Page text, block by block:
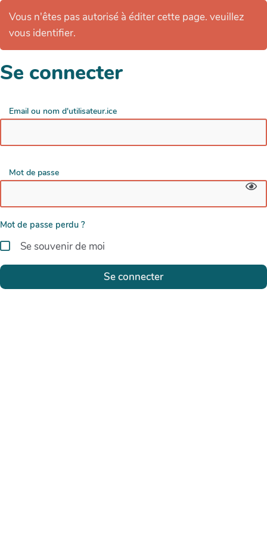
Vous n'êtes pas autorisé à éditer cette page. veuillez
vous identifier.
Se connecter
Email ou nom d'utilisateur.ice
Mot de passe
Mot de passe perdu ?
Se souvenir de moi
Se connecter